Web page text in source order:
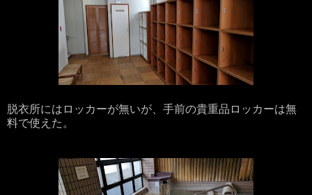
脱衣所にはロッカーが無いが、手前の貴重品ロッカーは無
料で使えた。